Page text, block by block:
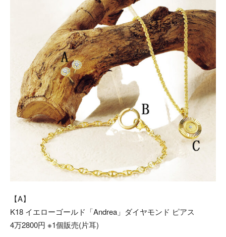
【A】
K18 イエローゴールド「Andrea」ダイヤモンド ピアス
4万2800円 ※1個販売(片耳)